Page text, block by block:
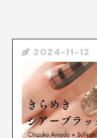
2024-11-12